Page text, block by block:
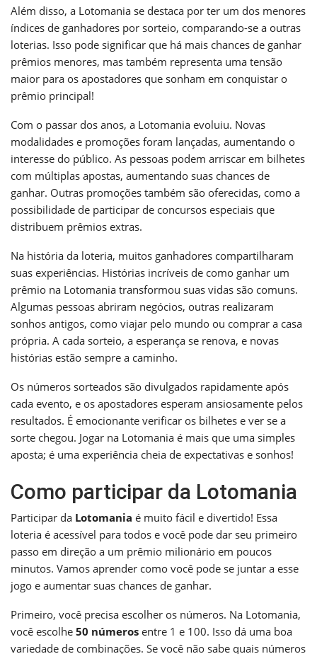
Além disso, a Lotomania se destaca por ter um dos menores
índices de ganhadores por sorteio, comparando-se a outras
loterias. Isso pode significar que há mais chances de ganhar
prêmios menores, mas também representa uma tensão
maior para os apostadores que sonham em conquistar o
prêmio principal!
Com o passar dos anos, a Lotomania evoluiu. Novas
modalidades e promoções foram lançadas, aumentando o
interesse do público. As pessoas podem arriscar em bilhetes
com múltiplas apostas, aumentando suas chances de
ganhar. Outras promoções também são oferecidas, como a
possibilidade de participar de concursos especiais que
distribuem prêmios extras.
Na história da loteria, muitos ganhadores compartilharam
suas experiências. Histórias incríveis de como ganhar um
prêmio na Lotomania transformou suas vidas são comuns.
Algumas pessoas abriram negócios, outras realizaram
sonhos antigos, como viajar pelo mundo ou comprar a casa
própria. A cada sorteio, a esperança se renova, e novas
histórias estão sempre a caminho.
Os números sorteados são divulgados rapidamente após
cada evento, e os apostadores esperam ansiosamente pelos
resultados. É emocionante verificar os bilhetes e ver se a
sorte chegou. Jogar na Lotomania é mais que uma simples
aposta; é uma experiência cheia de expectativas e sonhos!
Como participar da Lotomania
Participar da Lotomania é muito fácil e divertido! Essa
loteria é acessível para todos e você pode dar seu primeiro
passo em direção a um prêmio milionário em poucos
minutos. Vamos aprender como você pode se juntar a esse
jogo e aumentar suas chances de ganhar.
Primeiro, você precisa escolher os números. Na Lotomania,
você escolhe 50 números entre 1 e 100. Isso dá uma boa
variedade de combinações. Se você não sabe quais números